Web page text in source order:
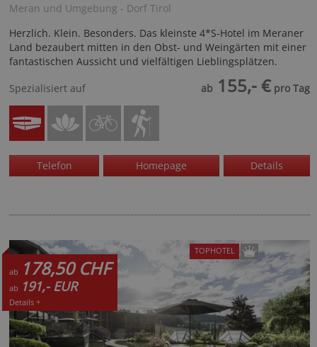
Meran und Umgebung - Dorf Tirol
Herzlich. Klein. Besonders. Das kleinste 4*S-Hotel im Meraner
Land bezaubert mitten in den Obst- und Weingärten mit einer
fantastischen Aussicht und vielfältigen Lieblingsplätzen.
Spezialisiert auf
ab 155,- € pro Tag
Telefon Homepage Details
ab 178,50 CHF
ab 191,- EUR
Details +
TOPHOTEL